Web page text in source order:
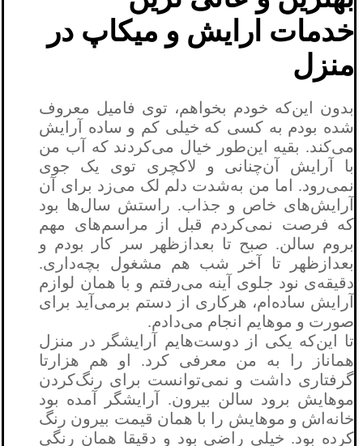
خدمات ارایش و میکاپ در
منزل
بدون این‌که خودم بخواهم، توی فامیل معروف
شده بودم به کسی که خیلی کم و ساده آرایش
می‌کند. بقیه این‌طور خیال می‌کردند که آب من
با آرایش آن‌چنانی و لاکچری توی یک جوی
نمی‌رود. اما من به‌شدت دلم لک می‌زد برای آن
آرایش‌های خاص و جذاب. راستش سال‌ها بود
که فرصت نمی‌کردم قبل از مراسم‌های مهم
بروم سالن. صبح تا بعدازظهر سر کار بودم و
بعدازظهر تا آخر شب هم مشغول بچه‌داری.
دقیقه‌ی نود جلوی آینه می‌رفتم و با همان لوازم
آرایش ساده‌ام، هرکاری از دستم برمی‌آید برای
صورت و موهایم انجام می‌دادم.
تا این‌که یکی از دوست‌هایم آرایشگر در منزل
هماناز را به من معرفی کرد. او هم هزارتا
گرفتاری داشت و نمی‌توانست برای رنگ‌کردن
موهایش برود سالن بیرون. آرایشگر آمده بود
خانه‌اش و موهایش را با همان قیمت بیرون رنگ
کرده بود. خیلی راضی بود و دقیقا همان رنگی